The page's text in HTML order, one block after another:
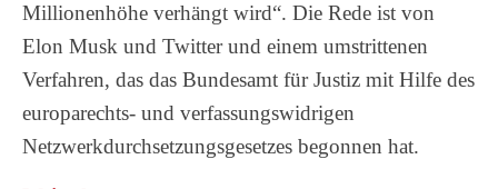
Millionenhöhe verhängt wird“. Die Rede ist von
Elon Musk und Twitter und einem umstrittenen
Verfahren, das das Bundesamt für Justiz mit Hilfe des
europarechts- und verfassungswidrigen
Netzwerkdurchsetzungsgesetzes begonnen hat.